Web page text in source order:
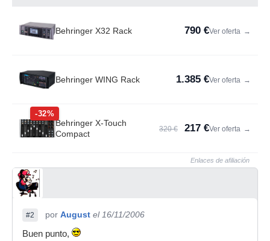
Behringer X32 Rack 790 €Ver oferta →
Behringer WING Rack 1.385 €Ver oferta →
-32%
Behringer X-Touch
Compact
320 € 217 €Ver oferta →
Enlaces de afiliación
#2 por August el 16/11/2006
Buen punto,